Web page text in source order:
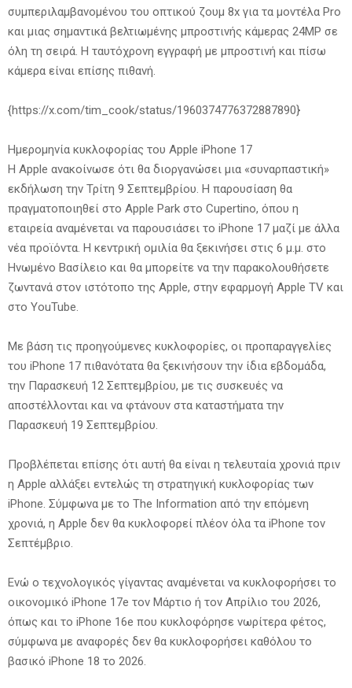
συμπεριλαμβανομένου του οπτικού ζουμ 8x για τα μοντέλα Pro
και μιας σημαντικά βελτιωμένης μπροστινής κάμερας 24MP σε
όλη τη σειρά. Η ταυτόχρονη εγγραφή με μπροστινή και πίσω
κάμερα είναι επίσης πιθανή.
{https://x.com/tim_cook/status/1960374776372887890}
Ημερομηνία κυκλοφορίας του Apple iPhone 17
Η Apple ανακοίνωσε ότι θα διοργανώσει μια «συναρπαστική»
εκδήλωση την Τρίτη 9 Σεπτεμβρίου. Η παρουσίαση θα
πραγματοποιηθεί στο Apple Park στο Cupertino, όπου η
εταιρεία αναμένεται να παρουσιάσει το iPhone 17 μαζί με άλλα
νέα προϊόντα. Η κεντρική ομιλία θα ξεκινήσει στις 6 μ.μ. στο
Ηνωμένο Βασίλειο και θα μπορείτε να την παρακολουθήσετε
ζωντανά στον ιστότοπο της Apple, στην εφαρμογή Apple TV και
στο YouTube.
Με βάση τις προηγούμενες κυκλοφορίες, οι προπαραγγελίες
του iPhone 17 πιθανότατα θα ξεκινήσουν την ίδια εβδομάδα,
την Παρασκευή 12 Σεπτεμβρίου, με τις συσκευές να
αποστέλλονται και να φτάνουν στα καταστήματα την
Παρασκευή 19 Σεπτεμβρίου.
Προβλέπεται επίσης ότι αυτή θα είναι η τελευταία χρονιά πριν
η Apple αλλάξει εντελώς τη στρατηγική κυκλοφορίας των
iPhone. Σύμφωνα με το The Information από την επόμενη
χρονιά, η Apple δεν θα κυκλοφορεί πλέον όλα τα iPhone τον
Σεπτέμβριο.
Ενώ ο τεχνολογικός γίγαντας αναμένεται να κυκλοφορήσει το
οικονομικό iPhone 17e τον Μάρτιο ή τον Απρίλιο του 2026,
όπως και το iPhone 16e που κυκλοφόρησε νωρίτερα φέτος,
σύμφωνα με αναφορές δεν θα κυκλοφορήσει καθόλου το
βασικό iPhone 18 το 2026.